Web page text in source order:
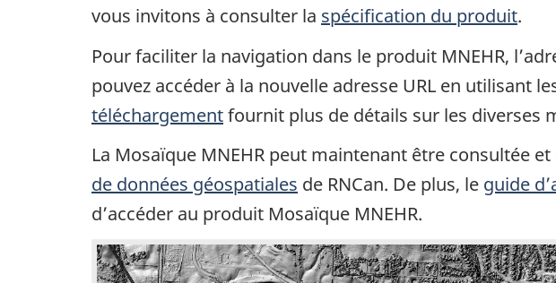
vous invitons à consulter la spécification du produit.
Pour faciliter la navigation dans le produit MNEHR,
pouvez accéder à la nouvelle adresse URL en utilisant
téléchargementfournit plus de détails sur les diverses
La Mosaïque MNEHR peut maintenant être consultée
de données géospatiales de RNCan. De plus, le guide
d’accéder au produit Mosaïque MNEHR.